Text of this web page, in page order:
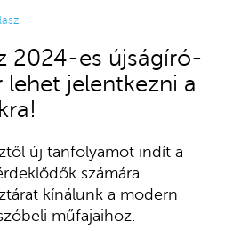
2024-es újságíró-
lehet jelentkezni a
új tanfolyamot indít a
számára.
kínálunk a modern
műfajaihoz.